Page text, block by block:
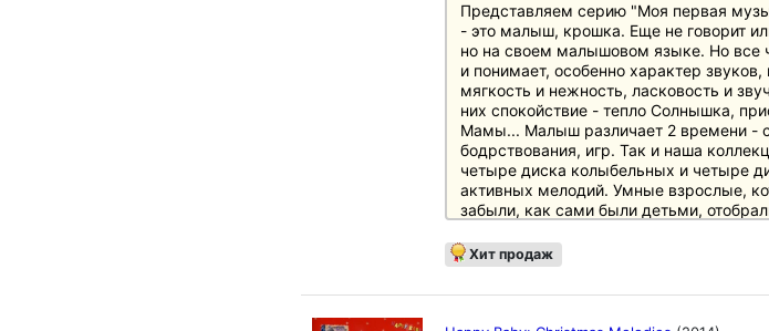
Представляем серию "Моя первая
- это малыш, крошка. Еще не говорит
но на своем малышовом языке. Но все
и понимает, особенно характер звуков,
мягкость и нежность, ласковость и
них спокойствие - тепло Солнышка,
Мамы... Малыш различает 2 времени -
бодрствования, игр. Так и наша
четыре диска колыбельных и четыре
активных мелодий. Умные взрослые,
забыли, как сами были детьми,
что уже сами давно дедушки и бабушки
родители, но все они помнят эти напевы,
Хит продаж